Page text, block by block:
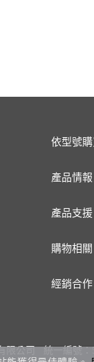
依型號購
產品情報
產品支援
購物相關
經銷合作